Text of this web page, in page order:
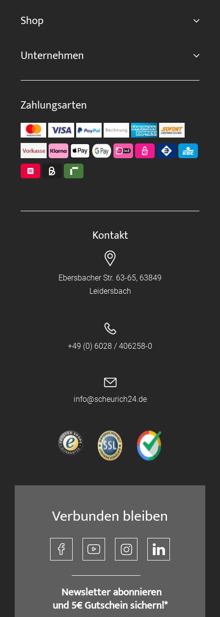
Shop
Unternehmen
Zahlungsarten
Kontakt
Ebersbacher Str. 63-65, 63849
Leidersbach
+49 (0) 6028 / 406258-0
info@scheurich24.de
Verbunden bleiben
​ Newsletter abonnieren
und 5€ Gutschein sichern!*